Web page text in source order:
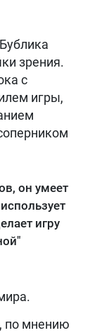
зрения.
с
игры,
он умеет
игру
по мнению